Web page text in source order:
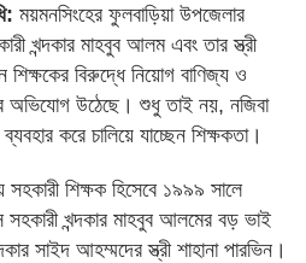
ময়মনসিংহের ফুলবাড়িয়া উপজেলার
খন্দকার মাহবুব আলম এবং তার স্ত্রী
বিরুদ্ধে নিয়োগ বাণিজ্য ও
অভিযোগ উঠেছে। শুধু তাই নয়, নজিবা
করে চালিয়ে যাচ্ছেন শিক্ষকতা।
সহকারী শিক্ষক হিসেবে ১৯৯৯ সালে
খন্দকার মাহবুব আলমের বড় ভাই
সাইদ আহম্মদের স্ত্রী শাহানা পারভিন।